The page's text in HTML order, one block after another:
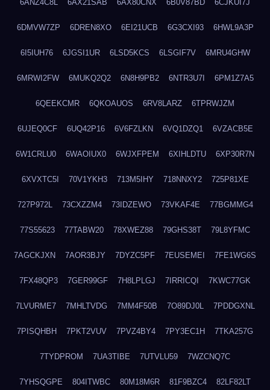
6ANZ4C8L 6AX21SAB 6AX80CNX 6B0V87BD 6CJKUI7J
6DMVW7ZP 6DREN8XO 6EI21UCB 6G3CXI93 6HWL9A3P
6I5IUH76 6JGSI1UR 6LSD5KCS 6LSGIF7V 6MRU4GHW
6MRWI2FW 6MUKQ2Q2 6N8H9PB2 6NTR3U7I 6PM1Z7A5
6QEEKCMR 6QKOAUOS 6RV8LARZ 6TPRWJZM
6UJEQ0CF 6UQ42P16 6V6FZLKN 6VQ1DZQ1 6VZACB5E
6W1CRLU0 6WAOIUX0 6WJXFPEM 6XIHLDTU 6XP30R7N
6XVXTC5I 70V1YKH3 713M5IHY 718NNXY2 725P81XE
727P972L 73CXZZM4 73IDZEWO 73VKAF4E 77BGMMG4
77S55623 77TABW20 78XWEZ88 79GHS38T 79L8YFMC
7AGCKJXN 7AOR3BJY 7DYZC5PF 7EUSEMEI 7FE1WG6S
7FX48QP3 7GER99GF 7H8LPLGJ 7IRRICQI 7KWC77GK
7LVURME7 7MHLTVDG 7MM4F50B 7O89DJ0L 7PDDGXNL
7PISQHBH 7PKT2VUV 7PVZ4BY4 7PY3EC1H 7TKA257G
7TYDPROM 7UA3TIBE 7UTVLU59 7WZCNQ7C
7YHSQGPE 804ITWBC 80M18M6R 81F9BZC4 82LF82LT